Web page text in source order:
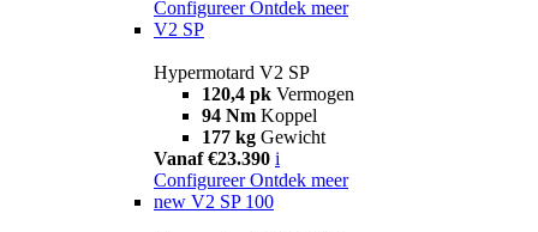
Configureer Ontdek meer
V2 SP
Hypermotard V2 SP
120,4 pk Vermogen
94 Nm Koppel
177 kg Gewicht
Vanaf €23.390 i
Configureer Ontdek meer
new V2 SP 100